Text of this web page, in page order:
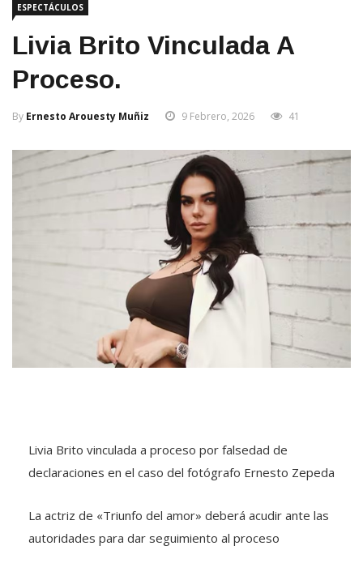
ESPECTÁCULOS
Livia Brito Vinculada A
Proceso.
By Ernesto Arouesty Muñiz 9 Febrero, 2026 41
Livia Brito vinculada a proceso por falsedad de
declaraciones en el caso del fotógrafo Ernesto Zepeda
La actriz de «Triunfo del amor» deberá acudir ante las
autoridades para dar seguimiento al proceso